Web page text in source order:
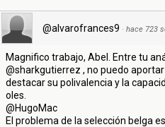
@alvarofrances9 · hace 723
Magnifico trabajo, Abel. Entre tu
@sharkgutierrez , no puedo
destacar su polivalencia y la
oles.
@HugoMac
El problema de la selección belga